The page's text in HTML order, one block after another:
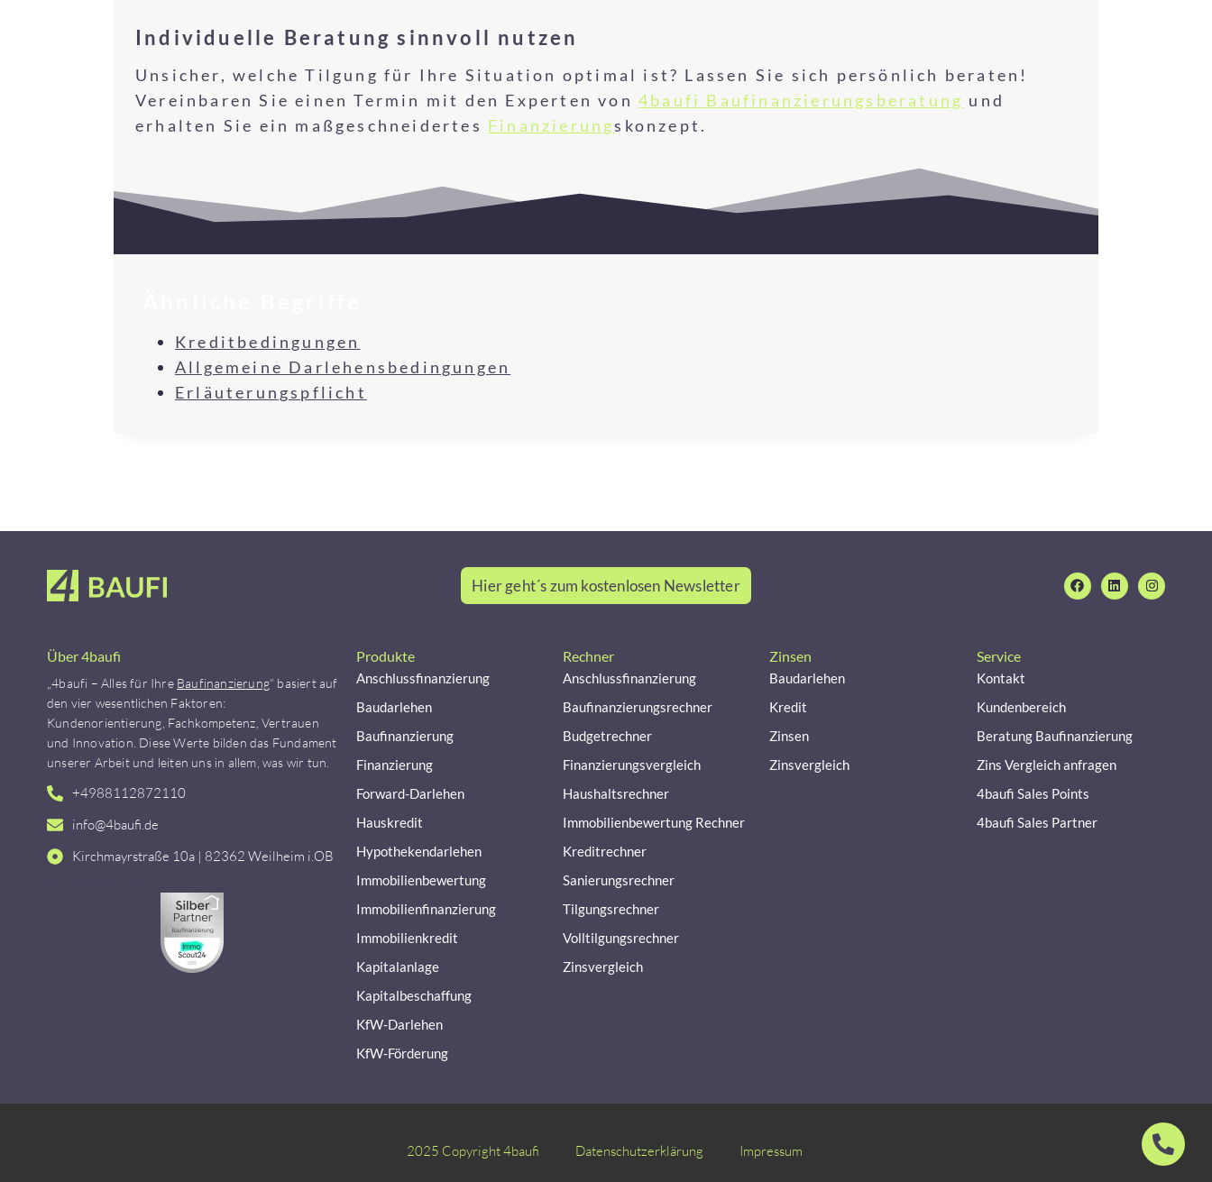
Individuelle Beratung sinnvoll nutzen
Unsicher, welche Tilgung für Ihre Situation optimal ist? Lassen Sie sich persönlich beraten!
Vereinbaren Sie einen Termin mit den Experten von4baufi Baufinanzierungsberatung und
erhalten Sie ein maßgeschneidertes Finanzierungskonzept.
Kreditbedingungen
Allgemeine Darlehensbedingungen
Erläuterungspflicht
Hier geht´s zum kostenlosen Newsletter
Über 4baufi
„4baufi – Alles für Ihre Baufinanzierung“ basiert auf
den vier wesentlichen Faktoren:
Kundenorientierung, Fachkompetenz, Vertrauen
und Innovation. Diese Werte bilden das Fundament
unserer Arbeit und leiten uns in allem, was wir tun.
+4988112872110
info@4baufi.de
Kirchmayrstraße 10a | 82362 Weilheim i.OB
Produkte
Anschlussfinanzierung
Baudarlehen
Baufinanzierung
Finanzierung
Forward-Darlehen
Hauskredit
Hypothekendarlehen
Immobilienbewertung
Immobilienfinanzierung
Immobilienkredit
Kapitalanlage
Kapitalbeschaffung
KfW-Darlehen
KfW-Förderung
Rechner
Anschlussfinanzierung
Baufinanzierungsrechner
Budgetrechner
Finanzierungsvergleich
Haushaltsrechner
Immobilienbewertung Rechner
Kreditrechner
Sanierungsrechner
Tilgungsrechner
Volltilgungsrechner
Zinsvergleich
Zinsen
Baudarlehen
Kredit
Zinsen
Zinsvergleich
Service
Kontakt
Kundenbereich
Beratung Baufinanzierung
Zins Vergleich anfragen
4baufi Sales Points
4baufi Sales Partner
2025 Copyright 4baufi Datenschutzerklärung Impressum